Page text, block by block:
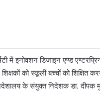
में इनोवशन डिजाइन एण्ड
को स्कूली बच्चों को
के संयुक्त निदेशक डा. दीपक